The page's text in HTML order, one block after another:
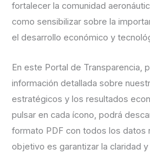
fortalecer la comunidad
como sensibilizar sobre la
el desarrollo económico y
En este Portal de Transparencia,
información detallada sobre
estratégicos y los resultados
pulsar en cada ícono, podrá
formato PDF con todos los datos
objetivo es garantizar la claridad